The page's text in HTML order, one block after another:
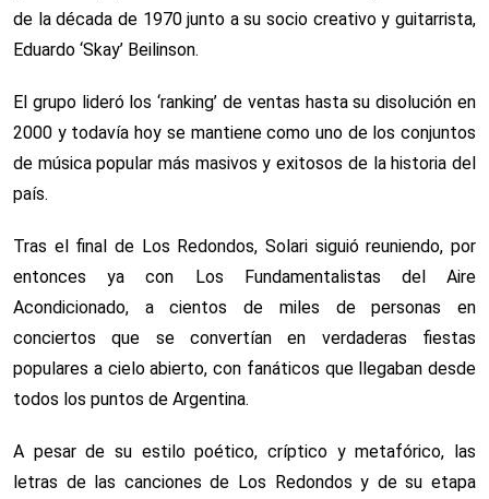
de la década de 1970 junto a su socio creativo y guitarrista,
Eduardo ‘Skay’ Beilinson.
El grupo lideró los ‘ranking’ de ventas hasta su disolución en
2000 y todavía hoy se mantiene como uno de los conjuntos
de música popular más masivos y exitosos de la historia del
país.
Tras el final de Los Redondos, Solari siguió reuniendo, por
entonces ya con Los Fundamentalistas del Aire
Acondicionado, a cientos de miles de personas en
conciertos que se convertían en verdaderas fiestas
populares a cielo abierto, con fanáticos que llegaban desde
todos los puntos de Argentina.
A pesar de su estilo poético, críptico y metafórico, las
letras de las canciones de Los Redondos y de su etapa